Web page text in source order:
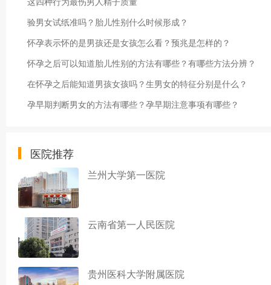
验男女试纸准吗？胎儿性别什么时候形成？
怀孕表示怀的是男孩还是女孩怎么看？预兆是怎样的？
怀孕之后可以知道胎儿性别的方法有哪些？有哪些方法分辨？
在怀孕之后能知道男孩女孩吗？生男女的特征分别是什么？
孕早期判断男女的方法有哪些？孕早期注意事项有哪些？
医院推荐
兰州大学第一医院
云南省第一人民医院
贵州医科大学附属医院